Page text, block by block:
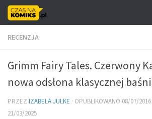
Skip to content
RECENZJA
Grimm Fairy Tales. Czerwony
nowa odsłona klasycznej baśni
PRZEZ IZABELA JULKE · OPUBLIKOWANO 08/07/2016
21/03/2025